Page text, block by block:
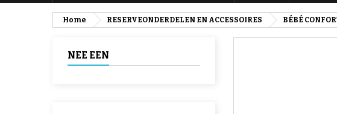
Home RESERVEONDERDELEN EN ACCESSOIRES BÉBÉ
NEE EEN